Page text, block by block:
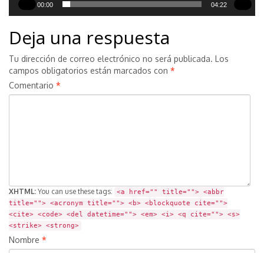
00:00 04:22
Deja una respuesta
Tu dirección de correo electrónico no será publicada. Los
campos obligatorios están marcados con *
Comentario *
XHTML: You can use these tags:
<a href="" title=""> <abbr
title=""> <acronym title=""> <b> <blockquote cite="">
<cite> <code> <del datetime=""> <em> <i> <q cite=""> <s>
<strike> <strong>
Nombre *